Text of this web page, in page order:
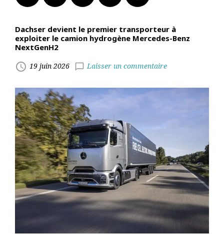
Dachser devient le premier transporteur à
exploiter le camion hydrogène Mercedes-Benz
NextGenH2
access_time 19 juin 2026 chat_bubble_outline Laisser un commentaire